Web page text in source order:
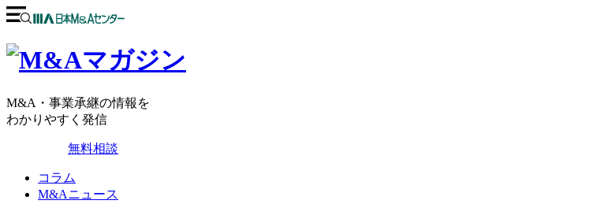
M&A・事業承継の情報を
わかりやすく発信
無料相談
コラム
M&Aニュース